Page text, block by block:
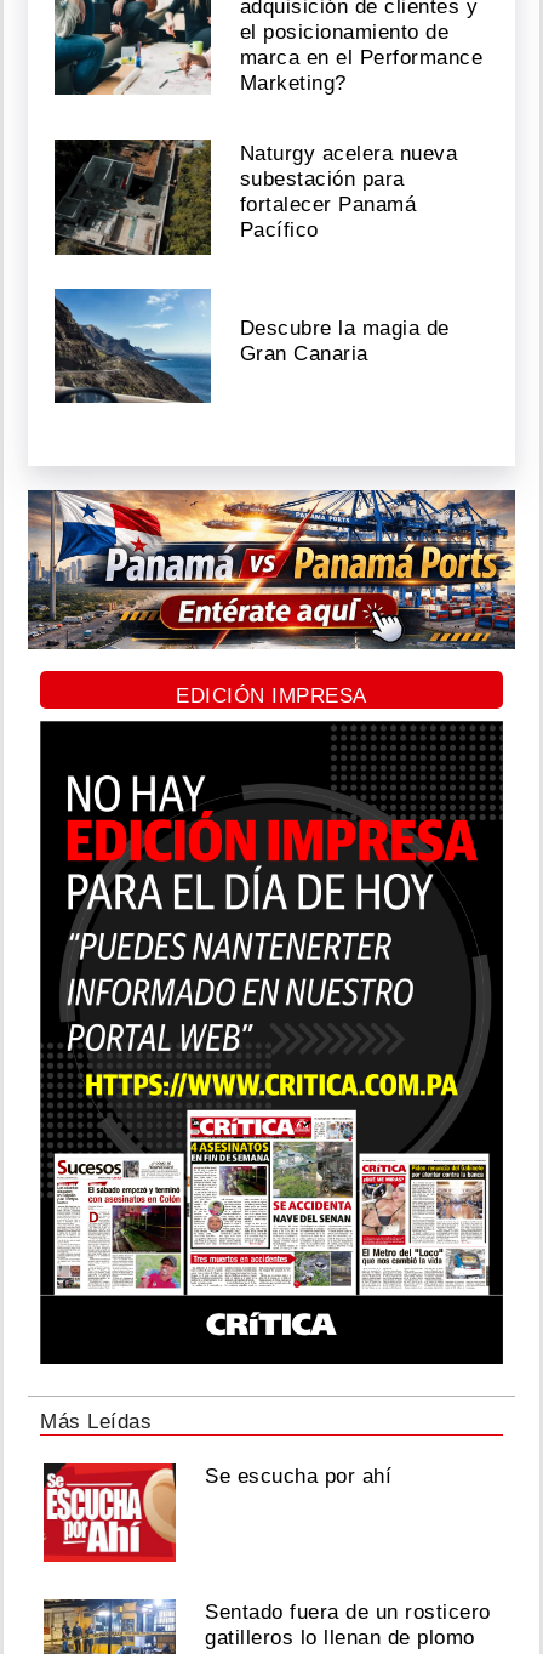
adquisición de clientes y
el posicionamiento de
marca en el Performance
Marketing?
Naturgy acelera nueva
subestación para
fortalecer Panamá
Pacífico
Descubre la magia de
Gran Canaria
EDICIÓN IMPRESA
Más Leídas
Se escucha por ahí
Sentado fuera de un rosticero
gatilleros lo llenan de plomo